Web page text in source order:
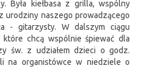
Była kiełbasa z grilla, wspólny
urodziny naszego prowadzącego
- gitarzysty. W dalszym ciągu
które chcą wspólnie śpiewać dla
św. z udziałem dzieci o godz.
na organistówce w niedziele o